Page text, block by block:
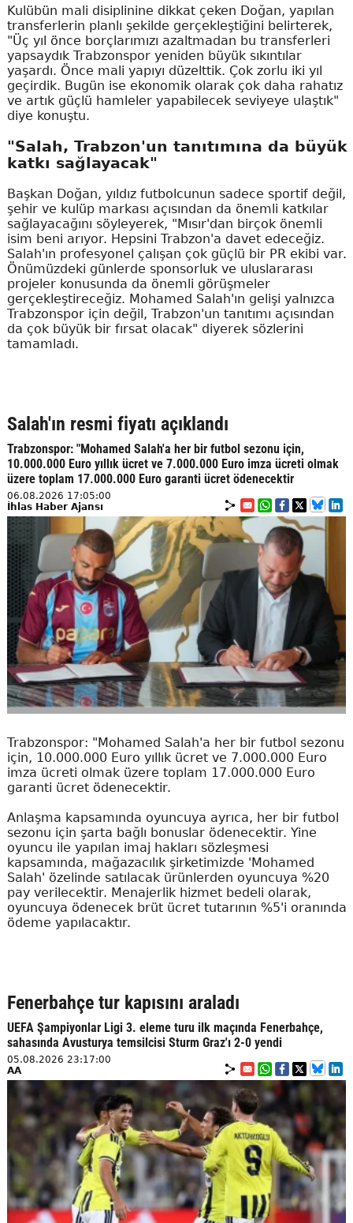
Kulübün mali disiplinine dikkat çeken Doğan, yapılan
transferlerin planlı şekilde gerçekleştiğini belirterek,
"Üç yıl önce borçlarımızı azaltmadan bu transferleri
yapsaydık Trabzonspor yeniden büyük sıkıntılar
yaşardı. Önce mali yapıyı düzelttik. Çok zorlu iki yıl
geçirdik. Bugün ise ekonomik olarak çok daha rahatız
ve artık güçlü hamleler yapabilecek seviyeye ulaştık"
diye konuştu.
"Salah, Trabzon'un tanıtımına da büyük
katkı sağlayacak"
Başkan Doğan, yıldız futbolcunun sadece sportif değil,
şehir ve kulüp markası açısından da önemli katkılar
sağlayacağını söyleyerek, "Mısır'dan birçok önemli
isim beni arıyor. Hepsini Trabzon'a davet edeceğiz.
Salah'ın profesyonel çalışan çok güçlü bir PR ekibi var.
Önümüzdeki günlerde sponsorluk ve uluslararası
projeler konusunda da önemli görüşmeler
gerçekleştireceğiz. Mohamed Salah'ın gelişi yalnızca
Trabzonspor için değil, Trabzon'un tanıtımı açısından
da çok büyük bir fırsat olacak" diyerek sözlerini
tamamladı.
Salah'ın resmi fiyatı açıklandı
Trabzonspor: "Mohamed Salah'a her bir futbol sezonu için,
10.000.000 Euro yıllık ücret ve 7.000.000 Euro imza ücreti olmak
üzere toplam 17.000.000 Euro garanti ücret ödenecektir
06.08.2026 17:05:00
İhlas Haber Ajansı
Trabzonspor: "Mohamed Salah'a her bir futbol sezonu
için, 10.000.000 Euro yıllık ücret ve 7.000.000 Euro
imza ücreti olmak üzere toplam 17.000.000 Euro
garanti ücret ödenecektir.
Anlaşma kapsamında oyuncuya ayrıca, her bir futbol
sezonu için şarta bağlı bonuslar ödenecektir. Yine
oyuncu ile yapılan imaj hakları sözleşmesi
kapsamında, mağazacılık şirketimizde 'Mohamed
Salah' özelinde satılacak ürünlerden oyuncuya %20
pay verilecektir. Menajerlik hizmet bedeli olarak,
oyuncuya ödenecek brüt ücret tutarının %5'i oranında
ödeme yapılacaktır.
Fenerbahçe tur kapısını araladı
UEFA Şampiyonlar Ligi 3. eleme turu ilk maçında Fenerbahçe,
sahasında Avusturya temsilcisi Sturm Graz'ı 2-0 yendi
05.08.2026 23:17:00
AA